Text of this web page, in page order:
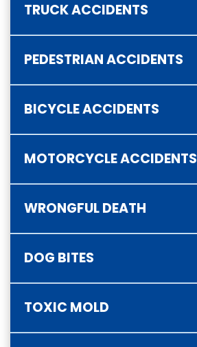
TRUCK ACCIDENTS
PEDESTRIAN ACCIDENTS
BICYCLE ACCIDENTS
MOTORCYCLE ACCIDENTS
WRONGFUL DEATH
DOG BITES
TOXIC MOLD